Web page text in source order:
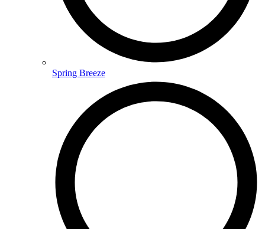
Spring Breeze